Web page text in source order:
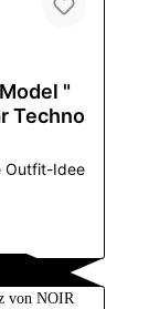
"
Techno
Outfit-Idee